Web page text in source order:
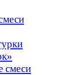
смеси